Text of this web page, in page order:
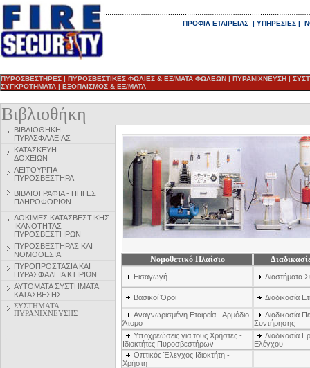
ΠΡΟΦΙΛ ΕΤΑΙΡΕΙΑΣ | ΥΠΗΡΕΣΙΕΣ |
ΠΥΡΟΣΒΕΣΤΗΡΕΣ | ΠΥΡΟΣΒΕΣΤΙΚΕΣ ΦΩΛΙΕΣ & ΕΞ/ΜΑΤΑ ΦΩΛΕΩΝ | ΠΥΡΑΝΙΧΝΕΥΣΗ |
ΣΥΓΚΡΟΤΗΜΑΤΑ | ΕΞΟΠΛΙΣΜΟΣ & ΕΞ/ΜΑΤΑ
Βιβλιοθήκη
ΒΙΒΛΙΟΘΗΚΗ
ΠΥΡΑΣΦΑΛΕΙΑΣ
ΚΑΤΑΣΚΕΥΗ
ΔΟΧΕΙΩΝ
ΛΕΙΤΟΥΡΓΙΑ
ΠΥΡΟΣΒΕΣΤΗΡΑ
ΒΙΒΛΙΟΓΡΑΦΙΑ - ΠΗΓΕΣ
ΠΛΗΡΟΦΟΡΙΩΝ
ΔΟΚΙΜΕΣ ΚΑΤΑΣΒΕΣΤΙΚΗΣ
ΙΚΑΝΟΤΗΤΑΣ
ΠΥΡΟΣΒΕΣΤΗΡΩΝ
ΠΥΡΟΣΒΕΣΤΗΡΑΣ ΚΑΙ
ΝΟΜΟΘΕΣΙΑ
ΠΥΡΟΠΡΟΣΤΑΣΙΑ ΚΑΙ
ΠΥΡΑΣΦΑΛΕΙΑ ΚΤΙΡΙΩΝ
ΑΥΤΟΜΑΤΑ ΣΥΣΤΗΜΑΤΑ
ΚΑΤΑΣΒΕΣΗΣ
ΣΥΣΤΗΜΑΤΑ
ΠΥΡΑΝΙΧΝΕΥΣΗΣ
Νομοθετικό Πλαίσιο
Εισαγωγή Διαστήματα
Βασικοί Όροι Διαδικασία
Αναγνωρισμένη Εταιρεία - Αρμόδιο
Άτομο
Διαδικασία
Συντήρησης
Υποχρεώσεις για τους Χρήστες -
Ιδιοκτήτες Πυροσβεστήρων
Διαδικασία
Ελέγχου
Οπτικός Έλεγχος Ιδιοκτήτη -
Χρήστη